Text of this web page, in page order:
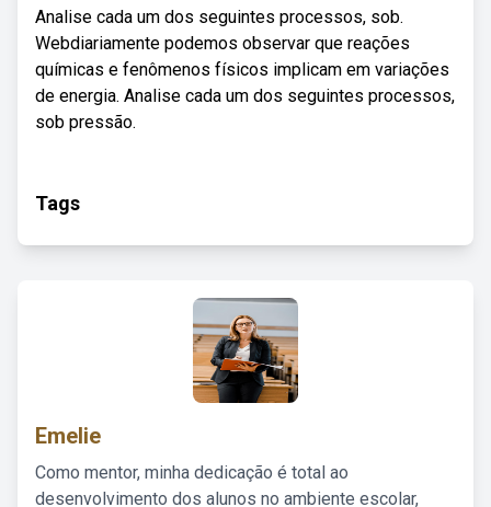
Analise cada um dos seguintes processos, sob.
Webdiariamente podemos observar que reações
químicas e fenômenos físicos implicam em variações
de energia. Analise cada um dos seguintes processos,
sob pressão.
Tags
Emelie
Como mentor, minha dedicação é total ao
desenvolvimento dos alunos no ambiente escolar,